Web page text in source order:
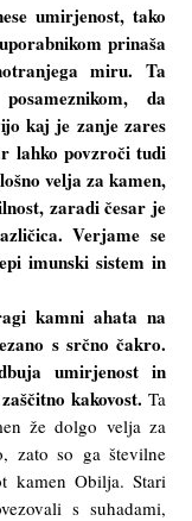
umirjenost, tako
prinaša
miru. Ta
da
kaj je zanje zares
lahko povzroči tudi
velja za kamen,
zaradi česar je
Verjame se
imunski sistem in
kamni ahata na
s srčno čakro.
umirjenost in
kakovost. Ta
že dolgo velja za
zato so ga številne
kamen Obilja. Stari
s suhadami,